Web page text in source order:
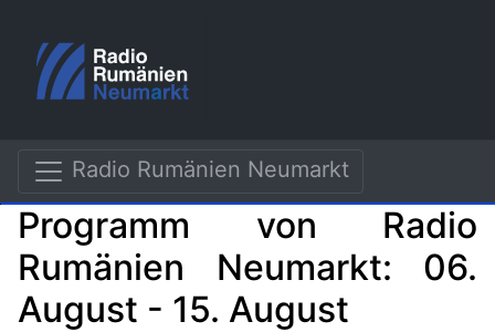
Radio Rumänien Neumarkt
Programm von Radio
Rumänien Neumarkt: 06.
August - 15. August